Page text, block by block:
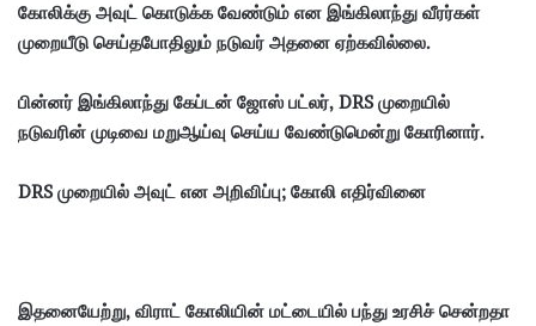
கோலிக்கு அவுட் கொடுக்க வேண்டும் என இங்கிலாந்து வீரர்கள்
முறையீடு செய்தபோதிலும் நடுவர் அதனை ஏற்கவில்லை.
பின்னர் இங்கிலாந்து கேப்டன் ஜோஸ் பட்லர், DRS முறையில்
நடுவரின் முடிவை மறுஆய்வு செய்ய வேண்டுமென்று கோரினார்.
DRS முறையில் அவுட் என அறிவிப்பு; கோலி எதிர்வினை
இதனையேற்று, விராட் கோலியின் மட்டையில் பந்து உரசிச் சென்றதா